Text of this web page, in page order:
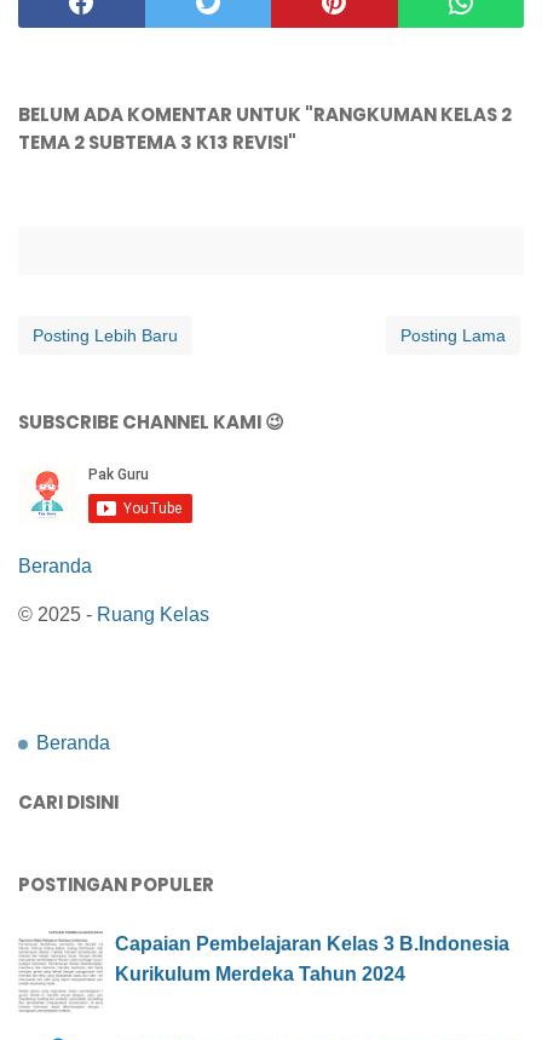
BELUM ADA KOMENTAR UNTUK "RANGKUMAN KELAS 2
TEMA 2 SUBTEMA 3 K13 REVISI"
Posting Lebih Baru Posting Lama
SUBSCRIBE CHANNEL KAMI 😉
Beranda
© 2025 - Ruang Kelas
Beranda
CARI DISINI
POSTINGAN POPULER
Capaian Pembelajaran Kelas 3 B.Indonesia
Kurikulum Merdeka Tahun 2024